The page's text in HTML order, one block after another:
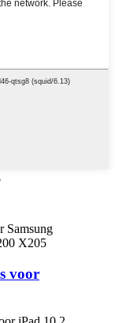
voor